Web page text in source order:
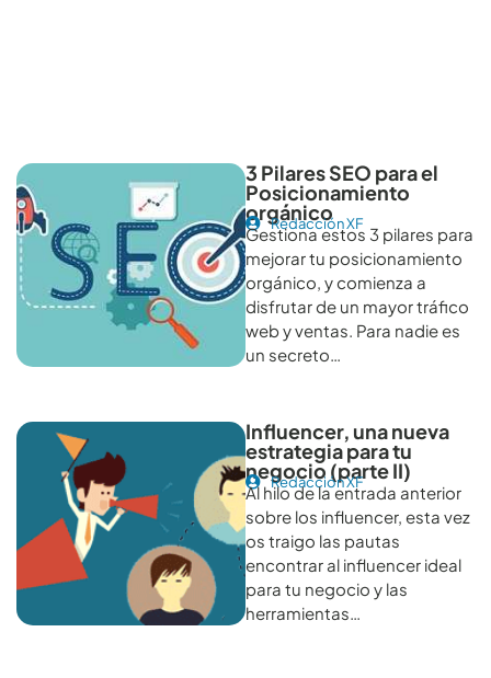
3 Pilares SEO para el
Posicionamiento
orgánico
Redacción XF
Gestiona estos 3 pilares para
mejorar tu posicionamiento
orgánico, y comienza a
disfrutar de un mayor tráfico
web y ventas. Para nadie es
un secreto…
Influencer, una nueva
estrategia para tu
negocio (parte II)
Redacción XF
Al hilo de la entrada anterior
sobre los influencer, esta vez
os traigo las pautas
encontrar al influencer ideal
para tu negocio y las
herramientas…